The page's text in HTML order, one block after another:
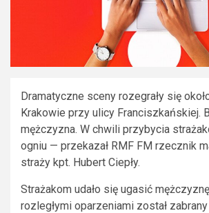
Dramatyczne sceny rozegrały się
Krakowie przy ulicy Franciszkańskiej.
mężczyzna. W chwili przybycia
ogniu — przekazał RMF FM rzecznik
straży kpt. Hubert Ciepły.
Strażakom udało się ugasić
rozległymi oparzeniami został